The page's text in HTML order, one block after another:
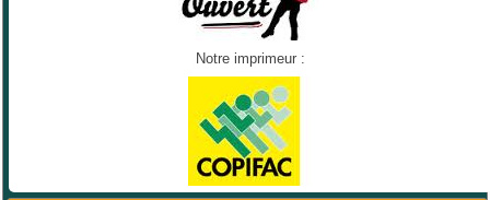
Notre imprimeur :